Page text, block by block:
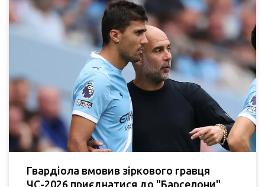
Гвардіола вмовив зіркового гравця
ЧС-2026 приєднатися до "Барселони",